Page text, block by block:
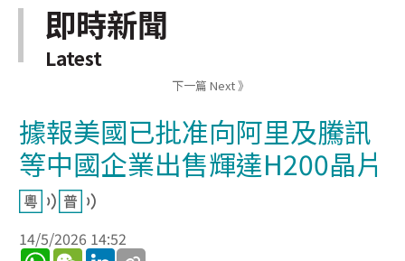
即時新聞
Latest
下一篇 Next 》
據報美國已批准向阿里及騰訊
等中國企業出售輝達H200晶片
14/5/2026 14:52
WhatsApp
WeChatLinkedIn